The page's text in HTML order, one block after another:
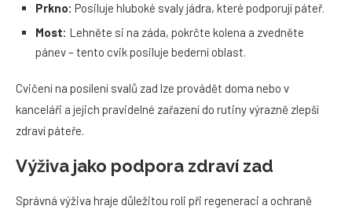
Prkno: Posiluje hluboké svaly jádra, které podporují páteř.
Most: Lehněte si na záda, pokrčte kolena a zvedněte
pánev – tento cvik posiluje bederní oblast.
Cvičení na posílení svalů zad lze provádět doma nebo v
kanceláři a jejich pravidelné zařazení do rutiny výrazně zlepší
zdraví páteře.
Výživa jako podpora zdraví zad
Správná výživa hraje důležitou roli při regeneraci a ochraně